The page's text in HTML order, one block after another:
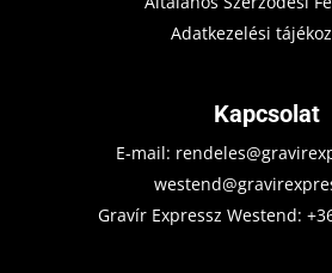
Adatkezelési
Kapcsolat
E-mail:
Gravír Expressz Westend: